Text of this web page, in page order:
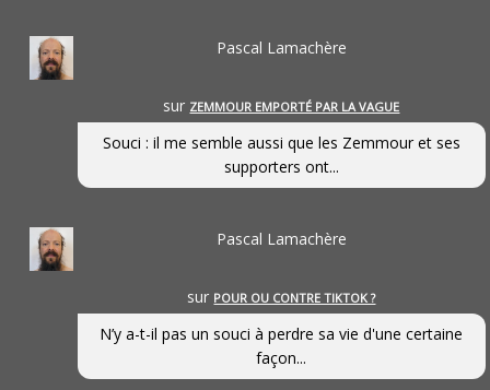
Pascal Lamachère
sur ZEMMOUR EMPORTÉ PAR LA VAGUE
Souci : il me semble aussi que les Zemmour et ses
supporters ont...
Pascal Lamachère
sur POUR OU CONTRE TIKTOK ?
N’y a-t-il pas un souci à perdre sa vie d'une certaine
façon...